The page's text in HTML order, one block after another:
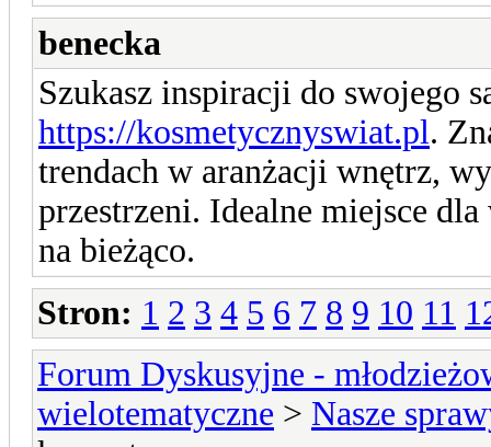
benecka
Szukasz inspiracji do swojego
https://kosmetycznyswiat.pl.
trendach w aranżacji wnętrz,
przestrzeni. Idealne miejsce
na bieżąco.
Stron: 1 2 3 4 5 6 7 8 9 10 11
Forum Dyskusyjne -
wielotematyczne > Nasze